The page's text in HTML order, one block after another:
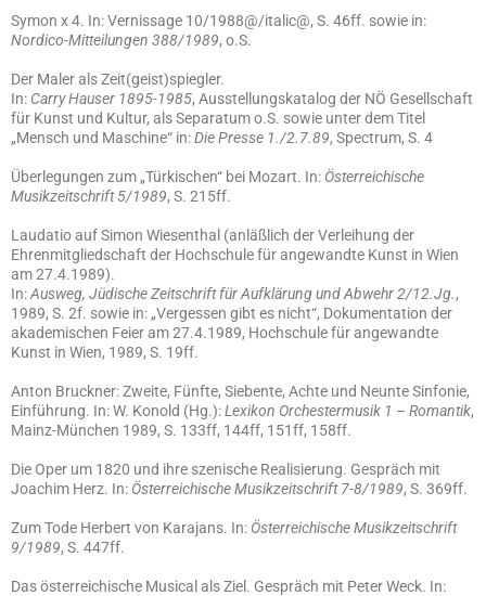
Symon x 4. In: Vernissage 10/1988@/italic@, S. 46ff. sowie in:
Nordico-Mitteilungen 388/1989, o.S.
Der Maler als Zeit(geist)spiegler.
In: Carry Hauser 1895-1985, Ausstellungskatalog der NÖ Gesellschaft
für Kunst und Kultur, als Separatum o.S. sowie unter dem Titel
„Mensch und Maschine“ in:Die Presse 1./2.7.89, Spectrum, S. 4
Überlegungen zum „Türkischen“ bei Mozart. In: Österreichische
Musikzeitschrift 5/1989, S. 215ff.
Laudatio auf Simon Wiesenthal (anläßlich der Verleihung der
Ehrenmitgliedschaft der Hochschule für angewandte Kunst in Wien
am 27.4.1989).
In:Ausweg, Jüdische Zeitschrift für Aufklärung und Abwehr 2/12.Jg.,
1989, S. 2f. sowie in: „Vergessen gibt es nicht“, Dokumentation der
akademischen Feier am 27.4.1989, Hochschule für angewandte
Kunst in Wien, 1989, S. 19ff.
Anton Bruckner: Zweite, Fünfte, Siebente, Achte und Neunte Sinfonie,
Einführung. In: W. Konold (Hg.):Lexikon Orchestermusik 1 – Romantik,
Mainz-München 1989, S. 133ff, 144ff, 151ff, 158ff.
Die Oper um 1820 und ihre szenische Realisierung. Gespräch mit
Joachim Herz. In: Österreichische Musikzeitschrift 7-8/1989, S. 369ff.
Zum Tode Herbert von Karajans. In: Österreichische Musikzeitschrift
9/1989, S. 447ff.
Das österreichische Musical als Ziel. Gespräch mit Peter Weck. In: